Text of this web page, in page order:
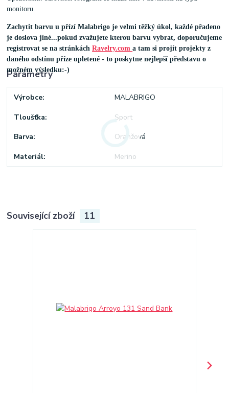
monitoru.
Zachytit barvu u přízí Malabrigo je velmi těžký úkol, každé přadeno
je doslova jiné...pokud zvažujete kterou barvu vybrat, doporučujeme
registrovat se na stránkáchRavelry.coma tam si projít projekty z
daného odstínu příze upletené - to poskytne nejlepší představu o
možném výsledku:-)
Parametry
Výrobce MALABRIGO
Tloušťka Sport
Barva Oranžová
Materiál Merino
Související zboží 11